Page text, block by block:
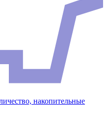
накопительные